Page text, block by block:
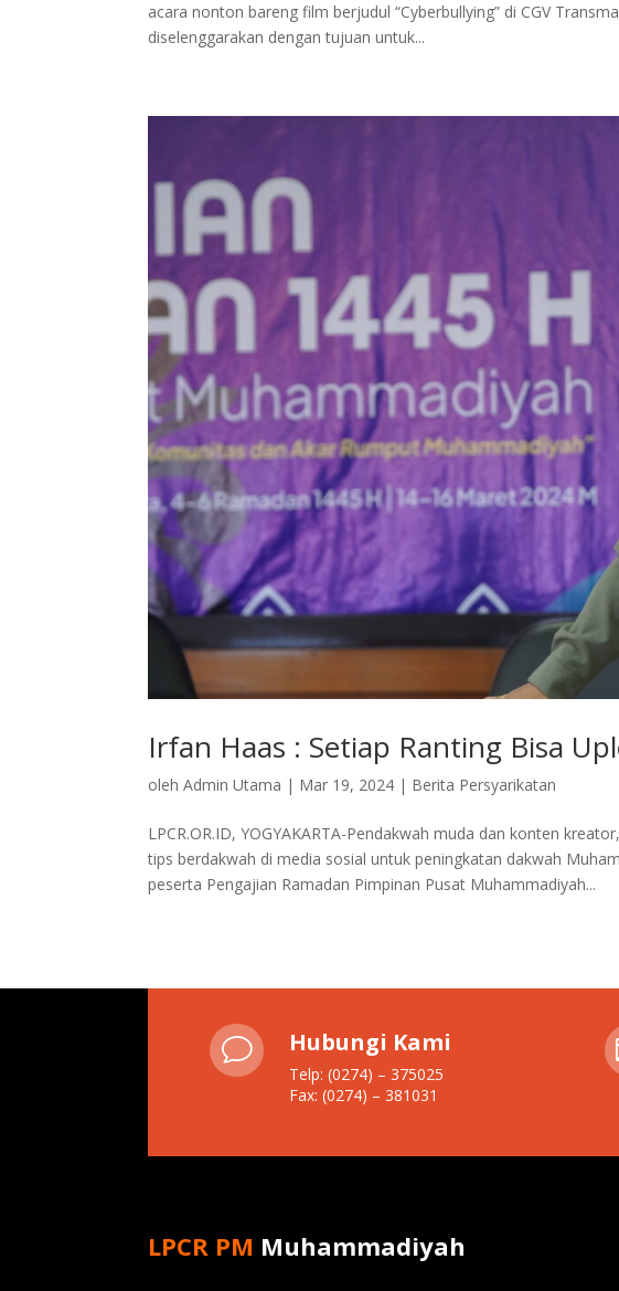
acara nonton bareng film berjudul “Cyberbullying” di CGV
diselenggarakan dengan tujuan untuk...
Irfan Haas : Setiap Ranting Bisa
olehAdmin Utama | Mar 19, 2024 | Berita Persyarikatan
LPCR.OR.ID, YOGYAKARTA-Pendakwah muda dan konten
tips berdakwah di media sosial untuk peningkatan dakwah
peserta Pengajian Ramadan Pimpinan Pusat Muhammadiyah...
v Hubungi Kami
Telp: (0274) – 375025
Fax: (0274) – 381031
LPCR PM Muhammadiyah